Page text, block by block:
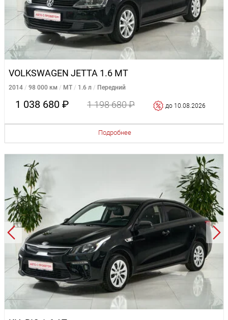
VOLKSWAGEN JETTA 1.6 MT
2014 98 000 км MT 1.6 л Передний
1 038 680 ₽ 1 198 680 ₽ до 10.08.2026
Подробнее